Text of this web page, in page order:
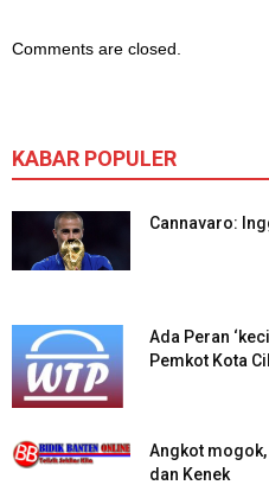
Comments are closed.
KABAR POPULER
Cannavaro:
Ada Peran
Pemkot Kota
Angkot
dan Kenek